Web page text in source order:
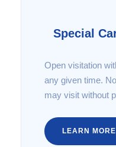
Special
Open visitation
any given time.
may visit without
LEARN MORE